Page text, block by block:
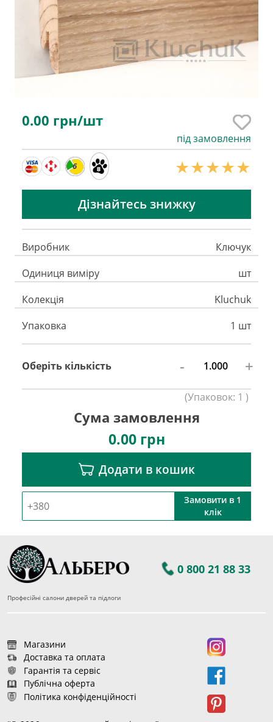
0.00 грн/шт
під замовлення
6
Дізнайтесь знижку
Виробник
Ключук
Одиниця виміру
шт
Колекція
Kluchuk
Упаковка
1 шт
Оберіть кількість - +
(Упаковок: 1 )
Сума замовлення
0.00грн
Додати в кошик
Замовити в 1
клік
0 800 21 88 33
Професійні салони дверей та підлоги
Магазини
Доставка та оплата
Гарантія та сервіс
Публічна оферта
Політика конфіденційності